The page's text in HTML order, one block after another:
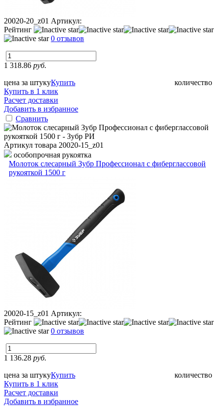
20020-20_z01 Артикул:
Рейтинг
0 отзывов
1 318.86 руб.
цена за штуку количество
Купить
Купить в 1 клик
Расчет доставки
Добавить в избранное
Сравнить
Артикул товара 20020-15_z01
особопрочная рукоятка
Молоток слесарный Зубр Профессионал с фиберглассовой
рукояткой 1500 г
20020-15_z01 Артикул:
Рейтинг
0 отзывов
1 136.28 руб.
цена за штуку количество
Купить
Купить в 1 клик
Расчет доставки
Добавить в избранное